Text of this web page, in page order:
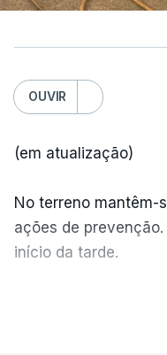
OUVIR
(em atualização)
No terreno mantêm-
ações de
início da tarde.